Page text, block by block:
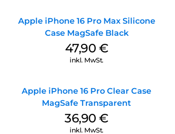
Apple iPhone 16 Pro Max Silicone
Case MagSafe Black
47,90 €
inkl. MwSt.
Apple iPhone 16 Pro Clear Case
MagSafe Transparent
36,90€
inkl. MwSt.